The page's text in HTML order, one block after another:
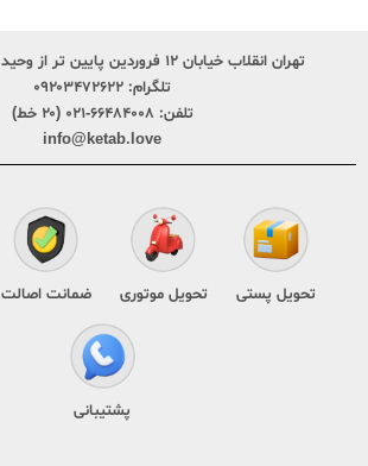
تهران انقلاب خیابان ۱۲ فروردین پایین تر از وحید نظری پلاک ۲۴۹
تلگرام: ۰۹۲۰۳۴۷۲۶۲۲
تلفن: ۶۶۴۸۴۰۰۸-۰۲۱ (۲۰ خط)
info@ketab.love
تحویل پستی تحویل موتوری ضمانت اصالت
پشتیبانی